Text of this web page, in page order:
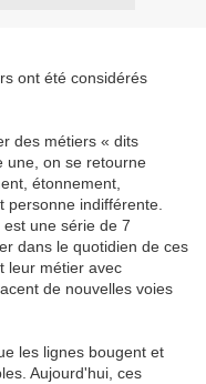
ont été considérés
des métiers « dits
une, on se retourne
étonnement,
indifférente.
est une série de 7
dans le quotidien de ces
leur métier avec
de nouvelles voies
les lignes bougent et
Aujourd'hui, ces